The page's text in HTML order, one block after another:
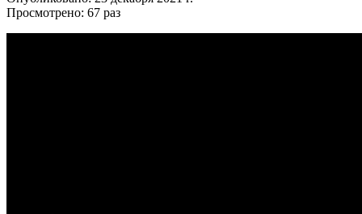
Просмотрено: 67 раз